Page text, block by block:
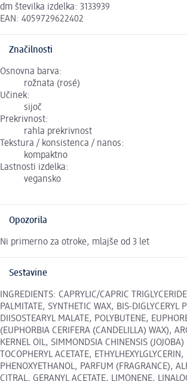
dm številka izdelka: 3133939
EAN: 4059729622402
Značilnosti
Osnovna barva:
rožnata (rosé)
Učinek:
sijoč
Prekrivnost:
rahla prekrivnost
Tekstura / konsistenca / nanos:
kompaktno
Lastnosti izdelka:
vegansko
Opozorila
Ni primerno za otroke, mlajše od 3 let
Sestavine
INGREDIENTS: CAPRYLIC/CAPRIC
PALMITATE, SYNTHETIC WAX, BIS-DIGLYCERYL
DIISOSTEARYL MALATE, POLYBUTENE,
(EUPHORBIA CERIFERA (CANDELILLA) WAX),
KERNEL OIL, SIMMONDSIA CHINENSIS (JOJOBA)
TOCOPHERYL ACETATE,
PHENOXYETHANOL, PARFUM (FRAGRANCE),
CITRAL, GERANYL ACETATE, LIMONENE,